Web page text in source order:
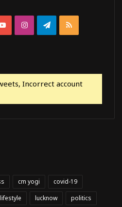
YouTubeInstagramTelegram
RSS
Incorrect account
cm yogi
covid-19
lifestyle lucknow politics